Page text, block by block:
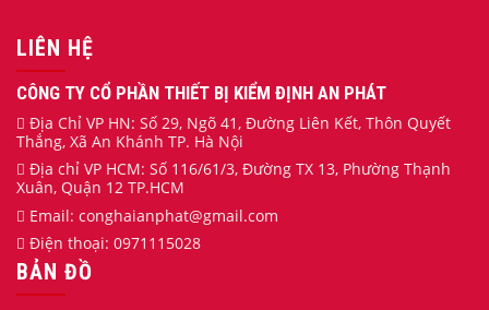
LIÊN HỆ
CÔNG TY CỔ PHẦN THIẾT BỊ KIỂM ĐỊNH AN PHÁT
Địa Chỉ VP HN: Số 29, Ngõ 41, Đường Liên Kết, Thôn Quyết
Thắng, Xã An Khánh TP. Hà Nội
Địa chỉ VP HCM: Số 116/61/3, Đường TX 13, Phường Thạnh
Xuân, Quận 12 TP.HCM
Email: conghaianphat@gmail.com
Điện thoại: 0971115028
BẢN ĐỒ